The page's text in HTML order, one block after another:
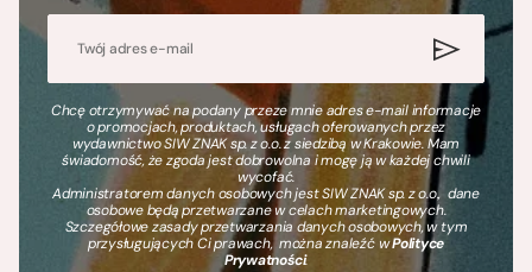
Chcę otrzymywać na podany przeze mnie adres e-mail informacje
o promocjach, produktach, usługach oferowanych przez
wydawnictwo SIW ZNAK sp. z o.o. z siedzibą w Krakowie. Mam
świadomość, że zgoda jest dobrowolna i mogę ją w każdej chwili
wycofać.
Administratorem danych osobowych jest SIW ZNAK sp. z o.o., dane
osobowe będą przetwarzane w celach marketingowych.
Szczegółowe zasady przetwarzania danych osobowych, w tym
przysługujących Ci prawach, można znaleźć wPolityce
Prywatności.